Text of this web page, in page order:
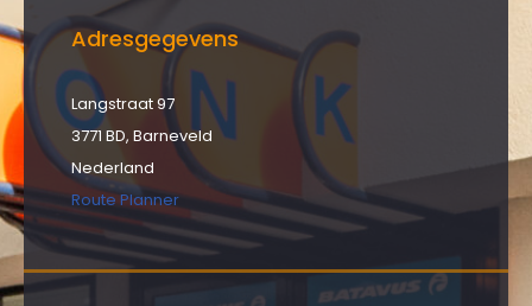
Adresgegevens
Langstraat 97
3771 BD, Barneveld
Nederland
Route Planner